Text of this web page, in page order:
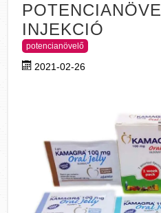
INJEKCIÓ
potencianövelő
2021-02-26